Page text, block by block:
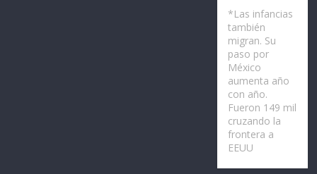
*Las infancias
también
migran. Su
paso por
México
aumenta año
con año.
Fueron 149 mil
cruzando la
frontera a
EEUU